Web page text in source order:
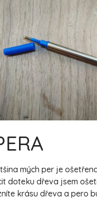
mých per je
doteku dřeva jsem
krásu dřeva a pero